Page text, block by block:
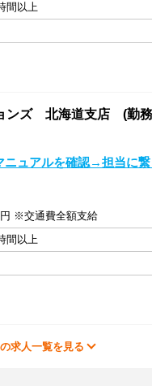
間以上
ンズ 北海道支店 (勤
ニュアルを確認→担当に
※交通費全額支給
間以上
求人一覧を見る